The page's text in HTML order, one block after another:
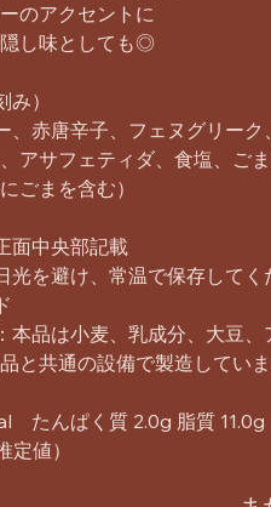
のアクセントに
し味としても◎
）
、赤唐辛子、フェヌグリーク
アサフェティダ、食塩、ご
ごまを含む）
面中央部記載
光を避け、常温で保存してく
本品は小麦、乳成分、大豆、
と共通の設備で製造してい
たんぱく質 2.0g 脂質
値）